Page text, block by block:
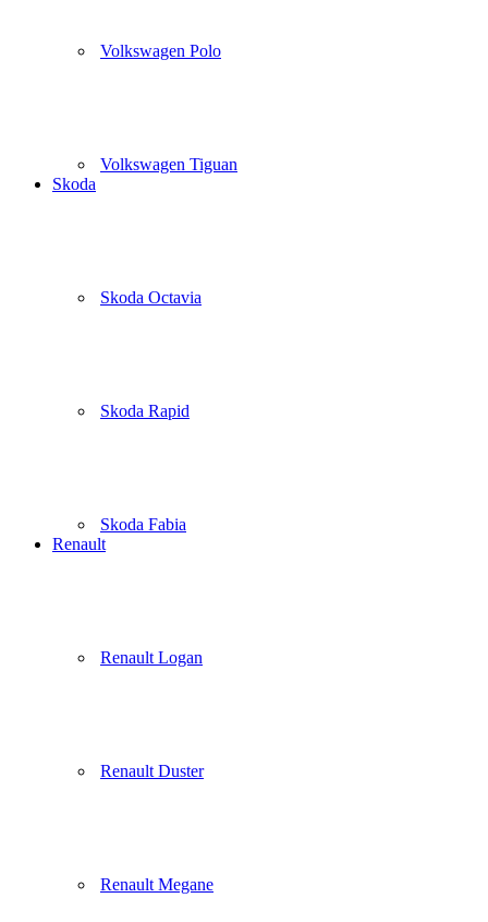
Volkswagen Polo
Volkswagen Tiguan
Skoda
Skoda Octavia
Skoda Rapid
Skoda Fabia
Renault
Renault Logan
Renault Duster
Renault Megane